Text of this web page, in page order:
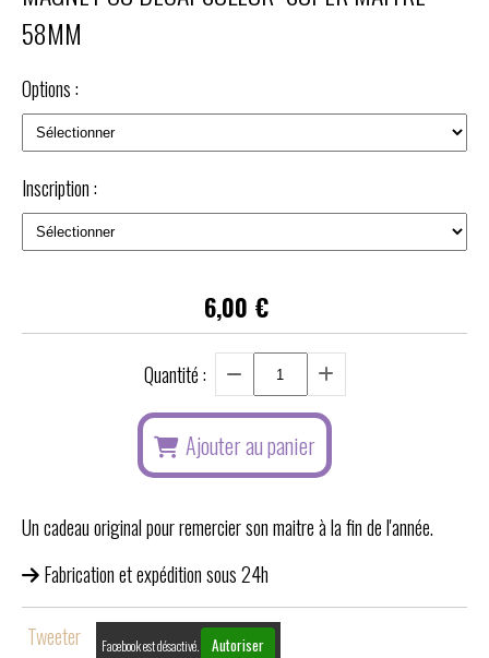
58MM
Options :
Inscription :
6,00 €
Quantité :
Ajouter au panier
Un cadeau original pour remercier son maitre à la fin de l'année.
Fabrication et expédition sous 24h
Tweeter Facebook est désactivé. Autoriser